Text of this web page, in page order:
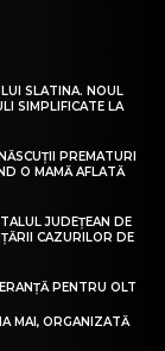
SLATINA. NOUL
SIMPLIFICATE LA
PREMATURI
O MAMĂ AFLATĂ
JUDEȚEAN DE
CAZURILOR DE
PENTRU OLT
MAI, ORGANIZATĂ